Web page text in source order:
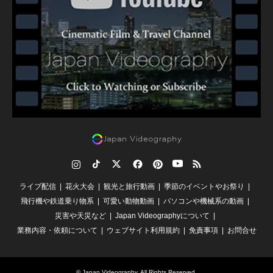
FacebookPinterestYouTube RSS
ライブ配信 花火大会 観光と旅行動画
季節のイベントやお祭り
飛行機や鉄道乗り物系
可愛い動物動画
パソコンや機械系の動画
災害や天災など
Japan Videographyについて
業務内容・依頼について
ウェブサイト利用規約 免責事項 お問合せ